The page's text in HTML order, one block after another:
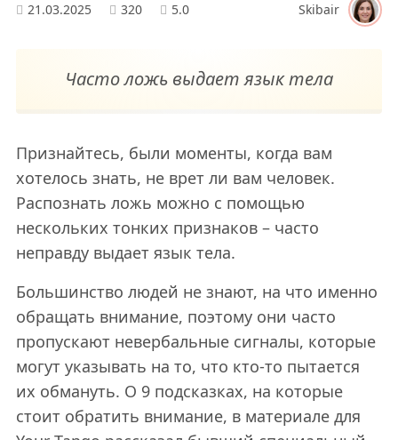
21.03.2025 320 5.0 Skibair
Часто ложь выдает язык тела
Признайтесь, были моменты, когда вам
хотелось знать, не врет ли вам человек.
Распознать ложь можно с помощью
нескольких тонких признаков – часто
неправду выдает язык тела.
Большинство людей не знают, на что именно
обращать внимание, поэтому они часто
пропускают невербальные сигналы, которые
могут указывать на то, что кто-то пытается
их обмануть. О 9 подсказках, на которые
стоит обратить внимание, в материале для